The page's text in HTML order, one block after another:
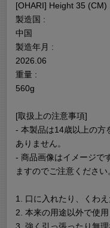
[OHARI] Height 35 (CM)
製造国 :
中国
製造年月 :
2026.06
重量 :
560g
[取扱上の注意事項]
- 本製品は14歳以上の方
ありません。
- 商品画像はイメージで
ますのでご注意ください
1. 口に入れたり、くわ
2. 本来の用途以外で使用